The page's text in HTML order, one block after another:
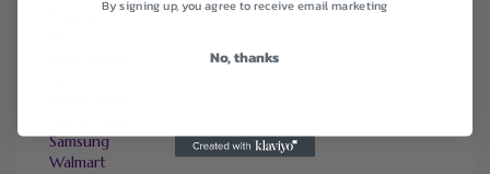
Samsung
Walmart
By signing up, you agree to receive email marketing
No, thanks